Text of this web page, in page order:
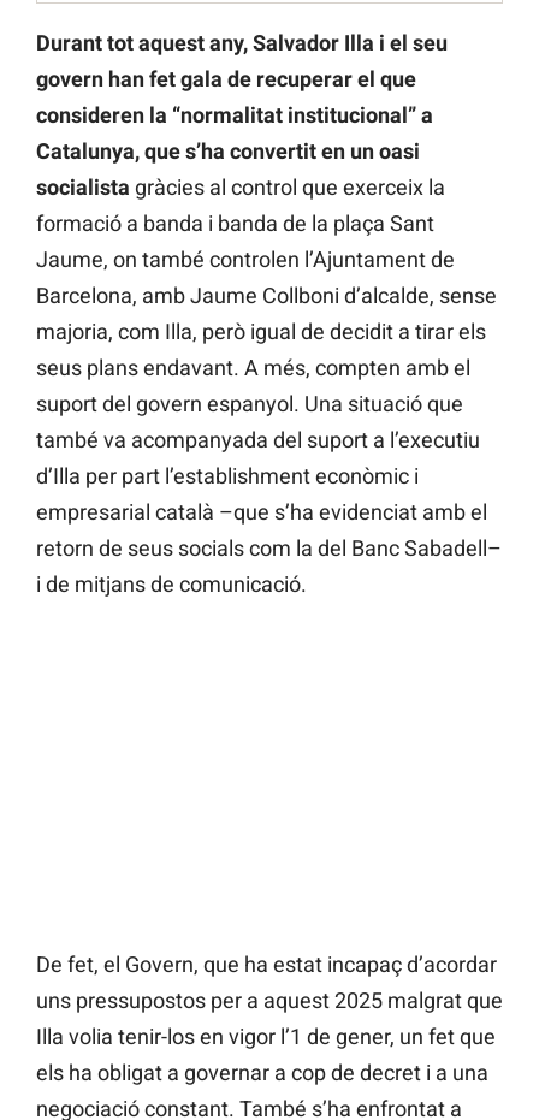
Durant tot aquest any, Salvador Illa i el seu
govern han fet gala de recuperar el que
consideren la “normalitat institucional” a
Catalunya, que s’ha convertit en un oasi
socialista gràcies al control que exerceix la
formació a banda i banda de la plaça Sant
Jaume, on també controlen l’Ajuntament de
Barcelona, amb Jaume Collboni d’alcalde, sense
majoria, com Illa, però igual de decidit a tirar els
seus plans endavant. A més, compten amb el
suport del govern espanyol. Una situació que
també va acompanyada del suport a l’executiu
d’Illa per part l’establishment econòmic i
empresarial català –que s’ha evidenciat amb el
retorn de seus socials com la del Banc Sabadell–
i de mitjans de comunicació.
De fet, el Govern, que ha estat incapaç d’acordar
uns pressupostos per a aquest 2025 malgrat que
Illa volia tenir-los en vigor l’1 de gener, un fet que
els ha obligat a governar a cop de decret i a una
negociació constant. També s’ha enfrontat a